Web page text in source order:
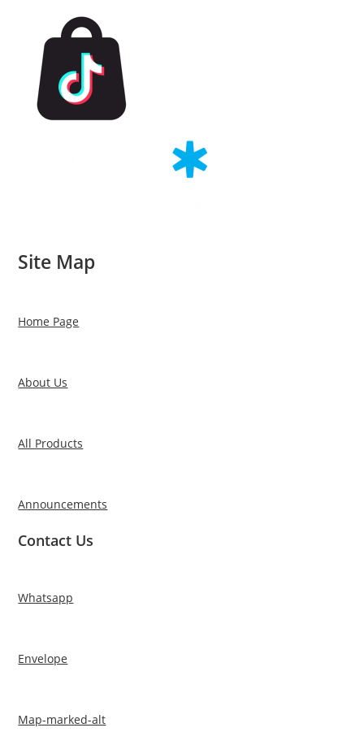
Site Map
Home Page
About Us
All Products
Announcements
Contact Us
Whatsapp
Envelope
Map-marked-alt